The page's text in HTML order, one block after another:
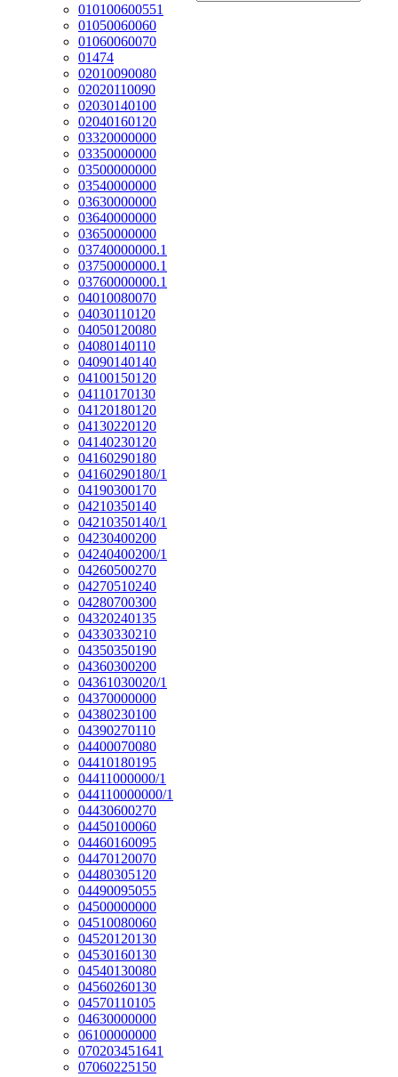
010100600551
01050060060
01060060070
01474
02010090080
02020110090
02030140100
02040160120
03320000000
03350000000
03500000000
03540000000
03630000000
03640000000
03650000000
03740000000.1
03750000000.1
03760000000.1
04010080070
04030110120
04050120080
04080140110
04090140140
04100150120
04110170130
04120180120
04130220120
04140230120
04160290180
04160290180/1
04190300170
04210350140
04210350140/1
04230400200
04240400200/1
04260500270
04270510240
04280700300
04320240135
04330330210
04350350190
04360300200
04361030020/1
04370000000
04380230100
04390270110
04400070080
04410180195
04411000000/1
044110000000/1
04430600270
04450100060
04460160095
04470120070
04480305120
04490095055
04500000000
04510080060
04520120130
04530160130
04540130080
04560260130
04570110105
04630000000
06100000000
070203451641
07060225150